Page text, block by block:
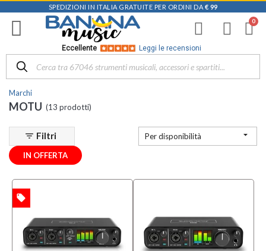
SPEDIZIONI IN ITALIA GRATUITE PER ORDINI DA € 99
Eccellente Leggi le recensioni
Marchi
MOTU (13 prodotti)
Filtra
i
risultati
Disponibile
in
Negozio
Music |
Vicenza
(2)
| Altavilla
Vicentina
(1)
Categoria
IN OFFERTA
filter_list Filtri Per disponibilità 
local_offer